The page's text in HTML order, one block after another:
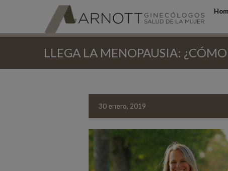
LLEGA LA MENOPAUSIA:
30 enero, 2019